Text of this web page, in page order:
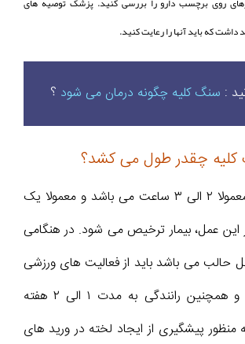
که باید آنها را رعایت کنید.
: سنگ کلیه چگونه درمان می شود ؟
کلیه چقدر طول می کشد؟
طول مدت عمل معمولا ٢ الی ٣ ساعت می باشد و معمولا یک
این عمل، بیمار ترخیص می شود. در هنگامی
حالب می باشد باید از فعالیت های ورزشی
متوسط و شدید و همچنین رانندگی به مدت ۱ الی ۲ هفته
منظور پیشگیری از ایجاد لخته در ورید های